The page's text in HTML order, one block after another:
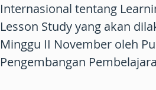
Internasional tentang
Lesson Study yang akan
Minggu II November oleh
Pengembangan